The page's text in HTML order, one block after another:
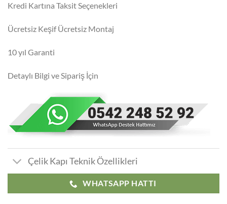
Kredi Kartına Taksit Seçenekleri
Ücretsiz Keşif Ücretsiz Montaj
10 yıl Garanti
Detaylı Bilgi ve Sipariş İçin
Çelik Kapı Teknik Özellikleri
WHATSAPP HATTI